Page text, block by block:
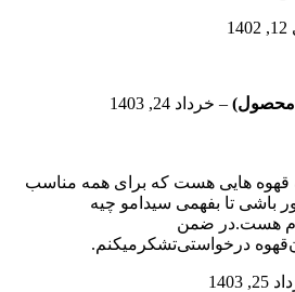
محصول) – خرداد 24, 1403
قهوه هایی هست که برای همه مناسب
باشی تا بفهمی سیدامو چیه
هست.در ضمن
درخواستی‌تشکر‌میکنم.
1403